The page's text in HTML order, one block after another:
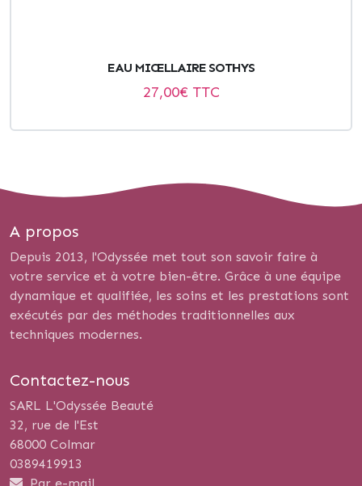
EAU MICELLAIRE SOTHYS
27,00€ TTC
A propos
Depuis 2013, l'Odyssée met tout son savoir faire à
votre service et à votre bien-être. Grâce à une équipe
dynamique et qualifiée, les soins et les prestations sont
exécutés par des méthodes traditionnelles aux
techniques modernes.
Contactez-nous
SARL L'Odyssée Beauté
32, rue de l'Est
68000 Colmar
0389419913